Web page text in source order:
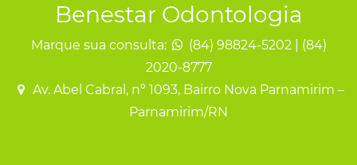
Benestar Odontologia
Marque sua consulta:
(84) 98824-5202 | (84)
2020-8777
Av. Abel Cabral, nº 1093, Bairro Nova Parnamirim –
Parnamirim/RN